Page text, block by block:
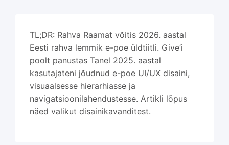
TL;DR: Rahva Raamat võitis 2026. aastal
Eesti rahva lemmik e-poe üldtiitli. Give’i
poolt panustas Tanel 2025. aastal
kasutajateni jõudnud e-poe UI/UX disaini,
visuaalsesse hierarhiasse ja
navigatsioonilahendustesse. Artikli lõpus
näed valikut disainikavanditest.